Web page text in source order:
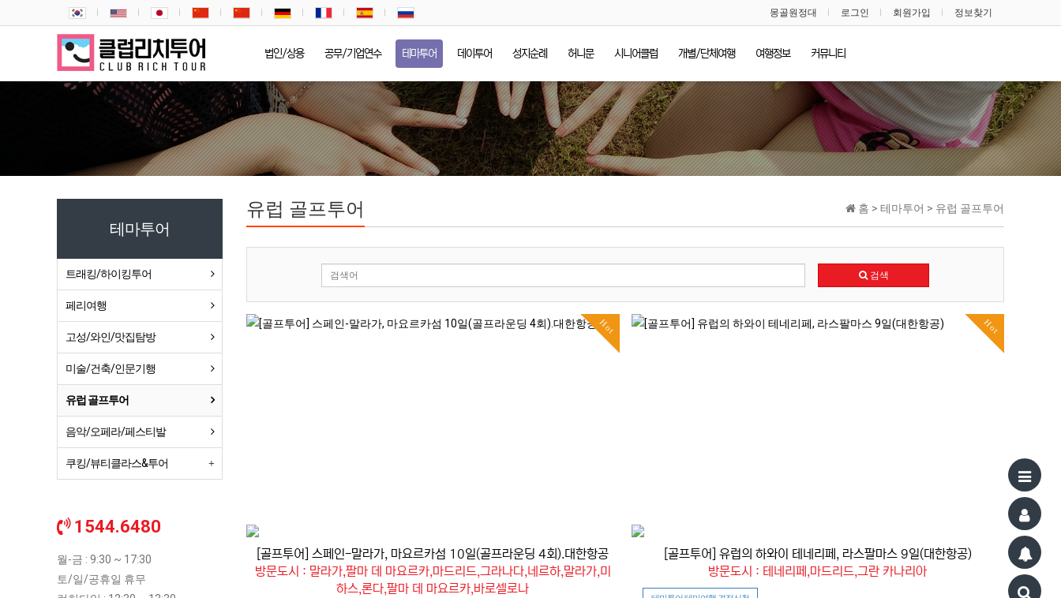
몽골원정대 로그인 회원가입 정보찾기
법인/상용 공무/기업연수 테마투어 데이투어 성지순례 허니문 시니어클럽 개별/단체여행 여행정보 커뮤니티
홈 > 테마투어 > 유럽 골프투어
유럽 골프투어
검색
Hot
[골프투어] 스페인-말라가, 마요르카섬 10일(골프라운딩 4회).대한항공
방문도시 : 말라가,팔마 데 마요르카,마드리드,그라나다,네르하,말라가,미
하스,론다,팔마 데 마요르카,바로셀로나
Hot
[골프투어] 유럽의 하와이 테네리페, 라스팔마스 9일(대한항공)
방문도시 : 테네리페,마드리드,그란 카나리아
테마투어
트래킹/하이킹투어
페리여행
고성/와인/맛집탐방
미술/건축/인문기행
유럽 골프투어
음악/오페라/페스티발
쿠킹/뷰티클라스&투어
1544.6480
월-금 : 9:30 ~ 17:30
토/일/공휴일 휴무